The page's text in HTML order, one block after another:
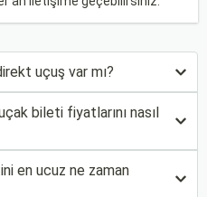
uçuş var mı?
bileti fiyatlarını nasıl
en ucuz ne zaman